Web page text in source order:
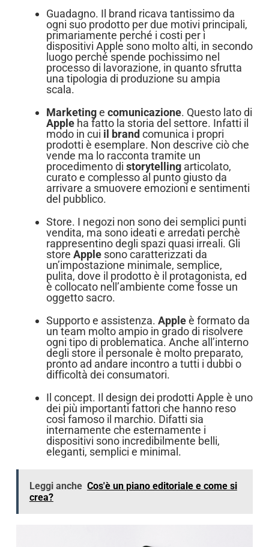
Guadagno. Il brand ricava tantissimo da
ogni suo prodotto per due motivi principali,
primariamente perché i costi per i
dispositivi Apple sono molto alti, in secondo
luogo perché spende pochissimo nel
processo di lavorazione, in quanto sfrutta
una tipologia di produzione su ampia
scala.
Marketinge comunicazione. Questo lato di
Apple ha fatto la storia del settore. Infatti il
modo in cui il brand comunica i propri
prodotti è esemplare. Non descrive ciò che
vende ma lo racconta tramite un
procedimento di storytelling articolato,
curato e complesso al punto giusto da
arrivare a smuovere emozioni e sentimenti
del pubblico.
Store. I negozi non sono dei semplici punti
vendita, ma sono ideati e arredati perchè
rappresentino degli spazi quasi irreali. Gli
store Apple sono caratterizzati da
un’impostazione minimale, semplice,
pulita, dove il prodotto è il protagonista, ed
è collocato nell’ambiente come fosse un
oggetto sacro.
Supporto e assistenza. Appleè formato da
un team molto ampio in grado di risolvere
ogni tipo di problematica. Anche all’interno
degli store il personale è molto preparato,
pronto ad andare incontro a tutti i dubbi o
difficoltà dei consumatori.
Il concept. Il design dei prodotti Apple è uno
dei più importanti fattori che hanno reso
così famoso il marchio. Difatti sia
internamente che esternamente i
dispositivi sono incredibilmente belli,
eleganti, semplici e minimal.
Leggi anche Cos'è un piano editoriale e come si
crea?